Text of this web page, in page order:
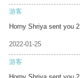
游客
Horny Shriya sent you 2
2022-01-25
游客